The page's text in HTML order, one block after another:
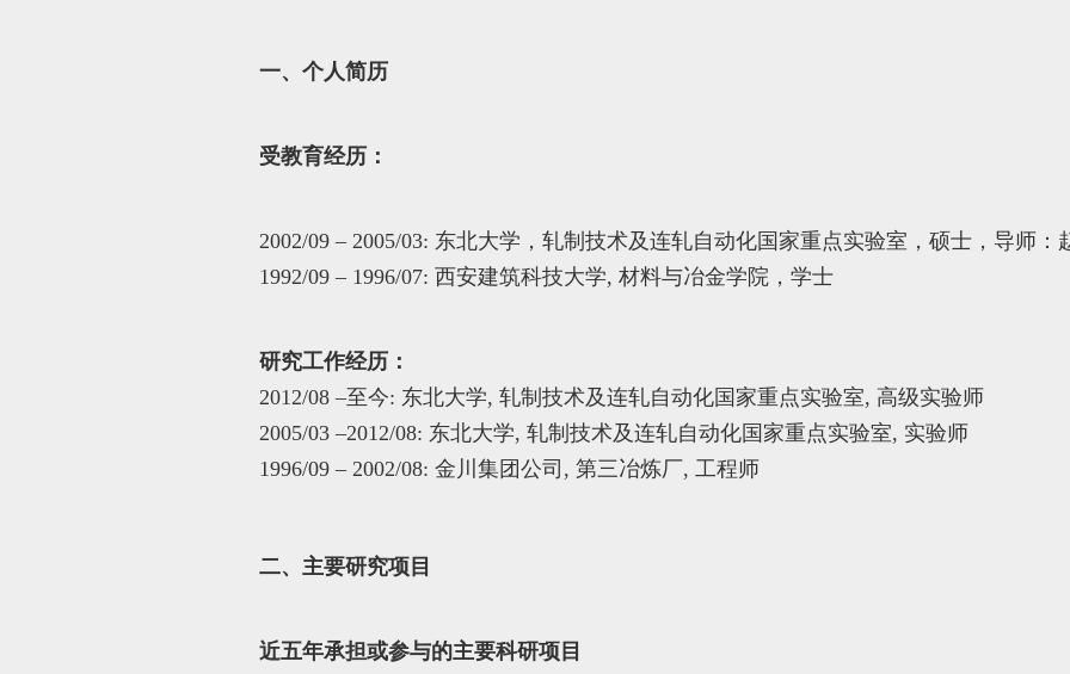
一、个人简历
受教育经历：
2002/09 – 2005/03: 东北大学，轧制技术及连轧自动化国家重点实验室，硕士，导师：
1992/09 – 1996/07: 西安建筑科技大学, 材料与冶金学院，学士
研究工作经历：
2012/08 –至今: 东北大学, 轧制技术及连轧自动化国家重点实验室, 高级实验师
2005/03 –2012/08: 东北大学, 轧制技术及连轧自动化国家重点实验室, 实验师
1996/09 – 2002/08: 金川集团公司, 第三冶炼厂, 工程师
二、主要研究项目
近五年承担或参与的主要科研项目